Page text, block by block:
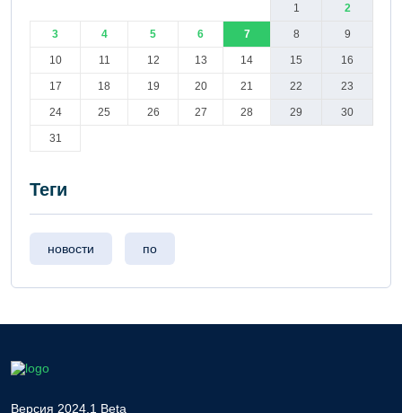
1 2
3 4 5 6 7 8 9
10 11 12 13 14 15 16
17 18 19 20 21 22 23
24 25 26 27 28 29 30
31
Теги
новости по
Версия 2024.1 Beta